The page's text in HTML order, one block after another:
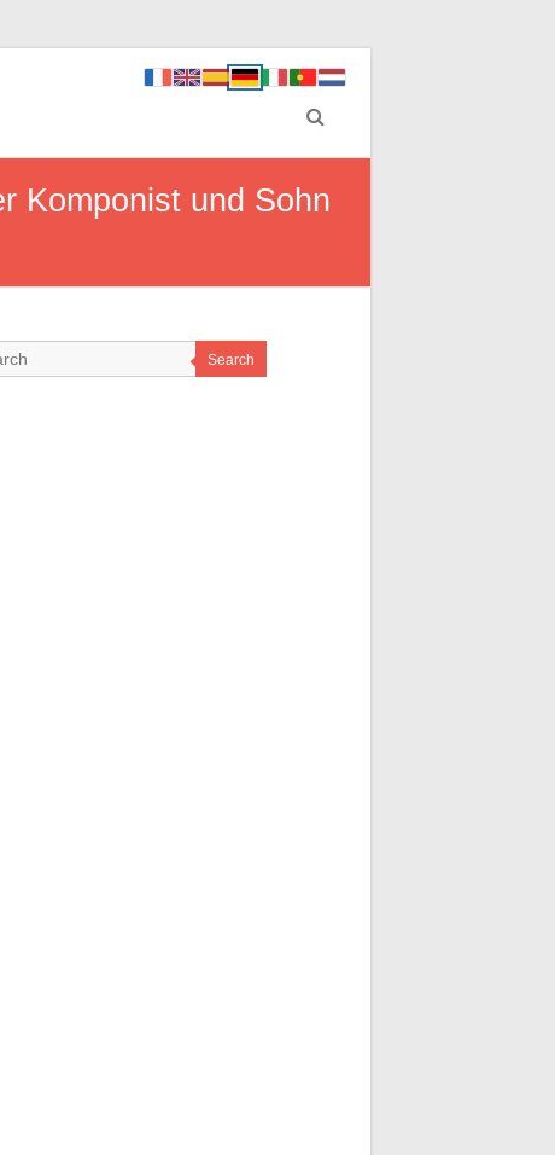
Komponist und Sohn
Search